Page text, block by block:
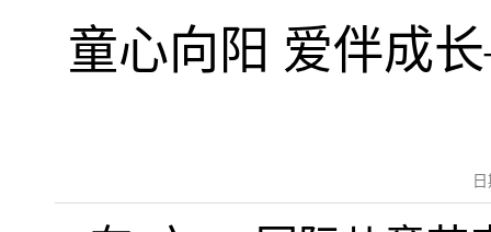
童心向阳 爱伴成